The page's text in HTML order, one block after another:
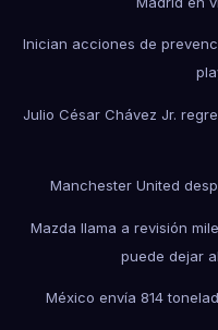
Inician acciones de
Julio César Chávez Jr.
Manchester United
Mazda llama a revisión
puede dejar
México envía 814